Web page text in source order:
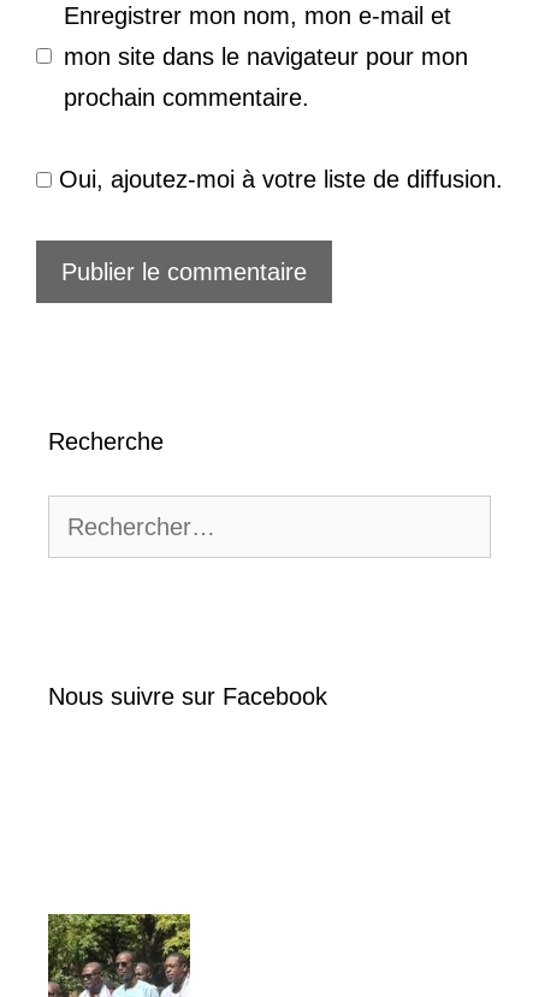
Enregistrer mon nom, mon e-mail et
mon site dans le navigateur pour mon
prochain commentaire.
Oui, ajoutez-moi à votre liste de diffusion.
Recherche
Nous suivre sur Facebook